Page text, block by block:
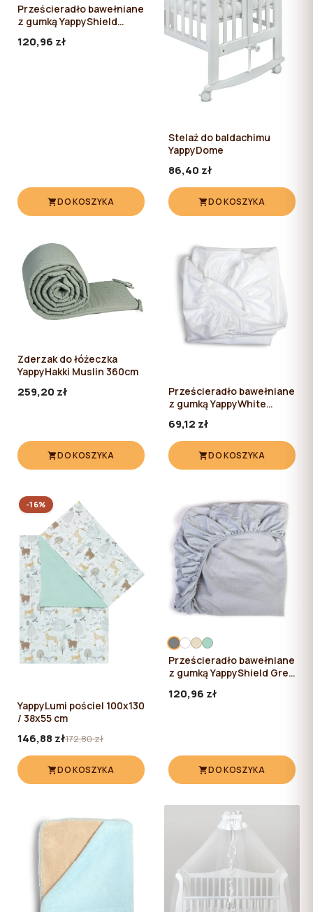
Prześcieradło bawełniane
z gumką YappyShield
120,96 zł
DO KOSZYKA
Stelaż do baldachimu
YappyDome
86,40 zł
DO KOSZYKA
Zderzak do łóżeczka
YappyHakki Muslin 360cm
259,20 zł
DO KOSZYKA
Prześcieradło bawełniane
z gumką YappyWhite
69,12 zł
DO KOSZYKA
YappyLumi pościel 100x130
/ 38x55 cm
146,88 zł172,80 zł
DO KOSZYKA
-16%
Prześcieradło bawełniane
z gumką YappyShield Grey
120,96 zł
DO KOSZYKA